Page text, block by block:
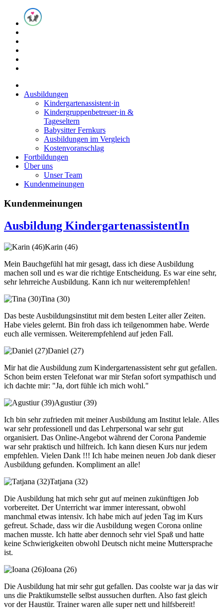
Ausbildungen
Kindergartenassistent·in
Kindergruppenbetreuer·in &
Tageseltern
Babysitter Fernkurs
Ausbildungen im Vergleich
Kostenvoranschlag
Fortbildungen
Über uns
Unser Team
Kundenmeinungen
Kundenmeinungen
Ausbildung KindergartenassistentIn
Karin (46)
Mein Bauchgefühl hat mir gesagt, dass ich diese Ausbildung
machen soll und es war die richtige Entscheidung. Es war eine sehr,
sehr lehrreiche Ausbildung. Kann ich nur weiterempfehlen!
Tina (30)
Das beste Ausbildungsinstitut mit dem besten Leiter aller Zeiten.
Habe vieles gelernt. Bin froh dass ich teilgenommen habe. Werde
euch alle vermissen. Weiterempfehlend auf jeden Fall.
Daniel (27)
Mir hat die Ausbildung zum Kindergartenassistent sehr gut gefallen.
Schon beim ersten Telefonat war mir Stefan sofort sympathisch und
ich dachte mir: "Ja, dort fühle ich mich wohl."
Agustiur (39)
Ich bin sehr zufrieden mit meiner Ausbildung am Institut lelale. Alles
war sehr professionell und das Lehrpersonal war sehr gut
organisiert. Das Online-Angebot während der Corona Pandemie
war sehr praktisch und hilfreich. Ich kann diesen Kurs nur jedem
empfehlen. Vielen Dank !!! Ich habe meinen neuen Job dank dieser
Ausbildung gefunden. Kompliment an alle!
Tatjana (32)
Die Ausbildung hat mich sehr gut auf meinen zukünftigen Job
vorbereitet. Der Unterricht war immer interessant, obwohl
manchmal etwas intensiv. Ich habe mich auf jeden Tag im Kurs
gefreut. Schade, dass wir die Ausbildung wegen Corona online
machen musste. Ich hatte aber dennoch sehr viel Spaß und hatte
keine Schwierigkeiten obwohl Deutsch nicht meine Muttersprache
ist.
Ioana (26)
Die Ausbildung hat mir sehr gut gefallen. Das coolste war ja das wir
uns die Praktikumstelle selbst aussuchen durften. Also fast gleich
vor der Haustür. Trainer waren alle super nett und hilfsbereit!